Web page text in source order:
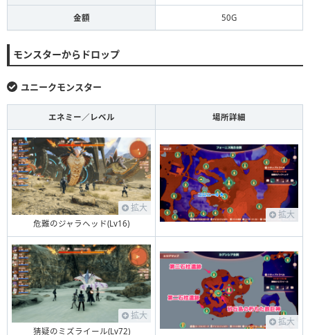
金額 50G
モンスターからドロップ
ユニークモンスター
エネミー／レベル 場所詳細
拡大
危難のジャラヘッド(Lv16)
拡大
拡大
猜疑のミズライール(Lv72)
拡大